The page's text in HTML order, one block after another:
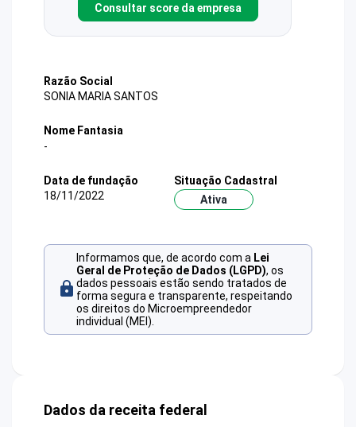
Consultar score da empresa
Razão Social
SONIA MARIA SANTOS
Nome Fantasia
-
Data de fundação
18/11/2022
Situação Cadastral
Ativa
Informamos que, de acordo com a Lei
Geral de Proteção de Dados (LGPD), os
dados pessoais estão sendo tratados de
forma segura e transparente, respeitando
os direitos do Microempreendedor
individual (MEI).
Dados da receita federal